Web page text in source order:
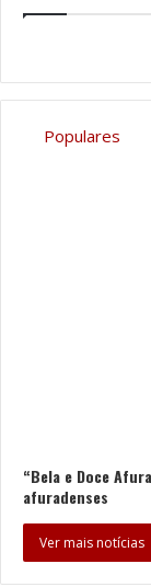
Populares
“Bela e Doce
afuradenses
Ver mais notícias